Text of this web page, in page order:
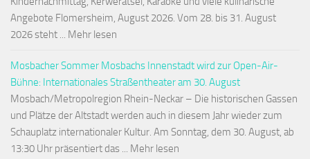
Angebote Flomersheim, August 2026. Vom 28. bis 31. August
2026 steht ... Mehr lesen
Mosbacher Sommer Mosbachs Innenstadt wird zur Open-Air-
Bühne: Internationales Straßentheater am 30. August
Mosbach/Metropolregion Rhein-Neckar – Die historischen Gassen
und Plätze der Altstadt werden auch in diesem Jahr wieder zum
Schauplatz internationaler Kultur. Am Sonntag, dem 30. August, ab
13:30 Uhr präsentiert das ... Mehr lesen